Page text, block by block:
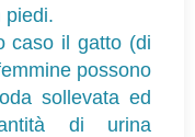
piedi.
caso il gatto (di
possono
sollevata ed
di urina